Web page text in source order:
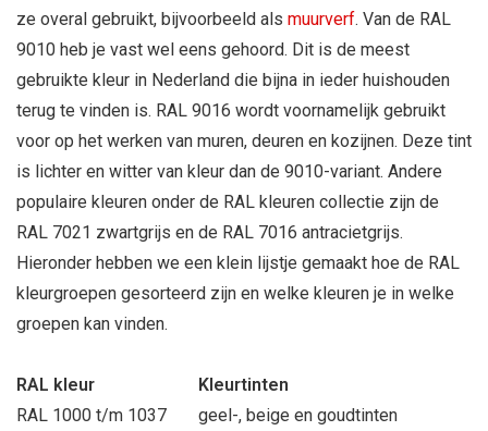
ze overal gebruikt, bijvoorbeeld als muurverf. Van de RAL
9010 heb je vast wel eens gehoord. Dit is de meest
gebruikte kleur in Nederland die bijna in ieder huishouden
terug te vinden is. RAL 9016 wordt voornamelijk gebruikt
voor op het werken van muren, deuren en kozijnen. Deze tint
is lichter en witter van kleur dan de 9010-variant. Andere
populaire kleuren onder de RAL kleuren collectie zijn de
RAL 7021 zwartgrijs en de RAL 7016 antracietgrijs.
Hieronder hebben we een klein lijstje gemaakt hoe de RAL
kleurgroepen gesorteerd zijn en welke kleuren je in welke
groepen kan vinden.
RAL kleur
Kleurtinten
RAL 1000 t/m 1037
geel-, beige en goudtinten